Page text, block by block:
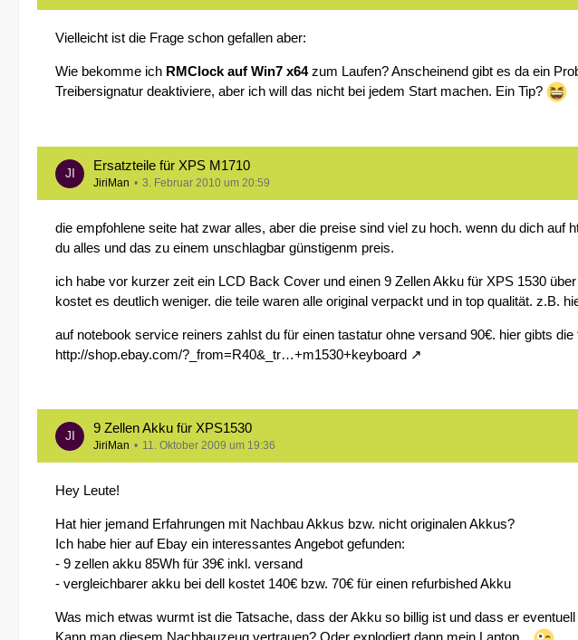
Vielleicht ist die Frage schon gefallen aber:
Wie bekomme ich RMClock auf Win7 x64zum Laufen? Anscheinend gibt es da ein
Treibersignatur deaktiviere, aber ich will das nicht bei jedem Start machen. Ein Tip?
Ersatzteile für XPS M1710
JiriMan 3. Februar 2010 um 20:59
die empfohlene seite hat zwar alles, aber die preise sind viel zu hoch. wenn du dich auf
du alles und das zu einem unschlagbar günstigenm preis.
ich habe vor kurzer zeit ein LCD Back Cover und einen 9 Zellen Akku für XPS 1530
kostet es deutlich weniger. die teile waren alle original verpackt und in top qualität. z.B.
auf notebook service reiners zahlst du für einen tastatur ohne versand 90€. hier gibts
http://shop.ebay.com/?_from=R40&_tr…+m1530+keyboard
9 Zellen Akku für XPS1530
JiriMan 11. Oktober 2009 um 19:36
Hey Leute!
Hat hier jemand Erfahrungen mit Nachbau Akkus bzw. nicht originalen Akkus?
Ich habe hier auf Ebay ein interessantes Angebot gefunden:
- 9 zellen akku 85Wh für 39€ inkl. versand
- vergleichbarer akku bei dell kostet 140€ bzw. 70€ für einen refurbished Akku
Was mich etwas wurmt ist die Tatsache, dass der Akku so billig ist und dass er
Kann man diesem Nachbauzeug vertrauen? Oder explodiert dann mein Laptop...